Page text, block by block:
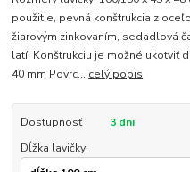
použitie, pevná konštrukcia z
žiarovým zinkovaním, sedadlová
latí. Konštrukciu je možné ukotviť
40 mm Povrc... celý popis
Dostupnosť
3 dni
Dĺžka lavičky: